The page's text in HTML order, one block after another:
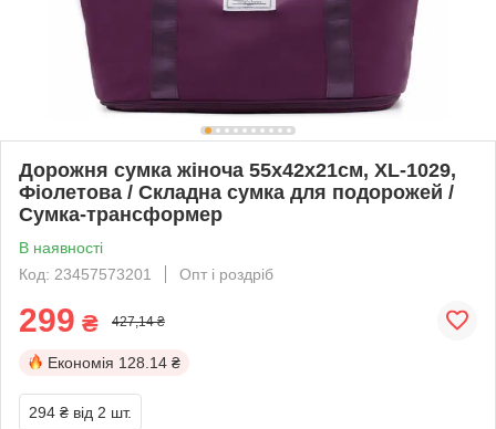
Дорожня сумка жіноча 55х42х21см, XL-1029,
Фіолетова / Складна сумка для подорожей /
Сумка-трансформер
В наявності
Код: 23457573201
Опт і роздріб
299 ₴ 427,14 ₴
Економія 128.14 ₴
294 ₴ від 2 шт.